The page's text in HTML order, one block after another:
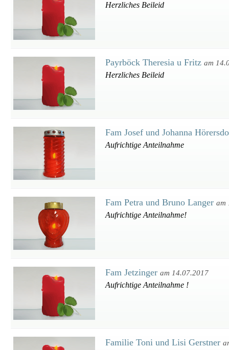
Herzliches Beileid
Payrböck Theresia u Fritz am
Herzliches Beileid
Fam Josef und Johanna
Aufrichtige Anteilnahme
Fam Petra und Bruno Langer am
Aufrichtige Anteilnahme!
Fam Jetzinger am 14.07.2017
Aufrichtige Anteilnahme !
Familie Toni und Lisi Gerstner